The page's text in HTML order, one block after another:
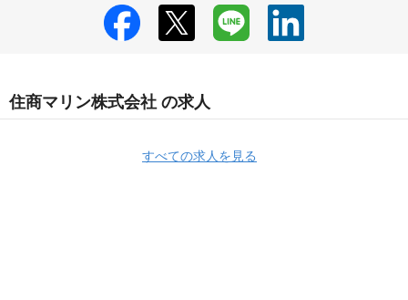
住商マリン株式会社 の求人
すべての求人を見る